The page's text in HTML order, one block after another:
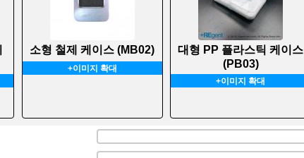
소형 철제 케이스 (MB02)
+이미지 확대
대형 PP 플라스틱 케이스
(PB03)
+이미지 확대